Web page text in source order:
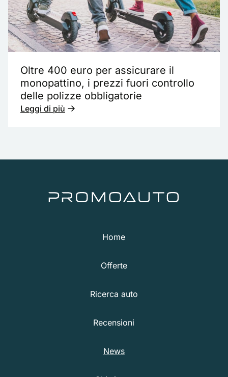
Oltre 400 euro per assicurare il
monopattino, i prezzi fuori controllo
delle polizze obbligatorie
Leggi di più
Home
Offerte
Ricerca auto
Recensioni
News